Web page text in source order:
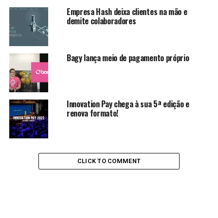
Empresa Hash deixa clientes na mão e
demite colaboradores
Bagy lança meio de pagamento próprio
Innovation Pay chega à sua 5ª edição e
renova formato!
CLICK TO COMMENT